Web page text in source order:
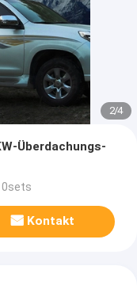
2/4
Überdachungs-
Kontakt